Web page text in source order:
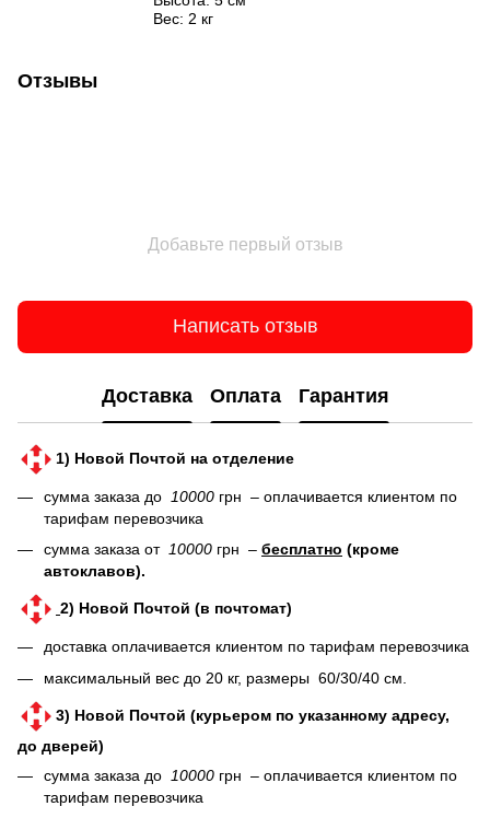
Вес: 2 кг
Отзывы
Добавьте первый отзыв
Написать отзыв
Доставка Оплата Гарантия
1) Новой Почтой на отделение
сумма заказа до 10000 грн – оплачивается клиентом по
тарифам перевозчика
сумма заказа от 10000 грн – бесплатно (кроме
автоклавов).
2) Новой Почтой (в почтомат)
доставка оплачивается клиентом по тарифам перевозчика
максимальный вес до 20 кг, размеры 60/30/40 см.
3) Новой Почтой (курьером по указанному адресу,
до дверей)
сумма заказа до 10000 грн – оплачивается клиентом по
тарифам перевозчика